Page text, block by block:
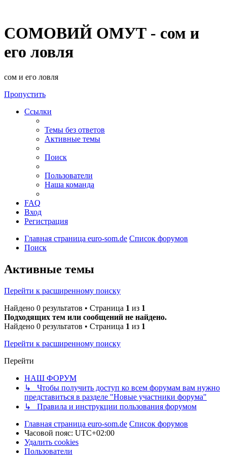
СОМОВИЙ ОМУТ - сом и
его ловля
сом и его ловля
Пропустить
Ссылки
Темы без ответов
Активные темы
Поиск
Пользователи
Наша команда
FAQ
Вход
Регистрация
Главная страница euro-som.de Список форумов
Поиск
Активные темы
Перейти к расширенному поиску
Найдено 0 результатов • Страница 1 из 1
Подходящих тем или сообщений не найдено.
Найдено 0 результатов • Страница 1 из 1
Перейти к расширенному поиску
Перейти
НАШ ФОРУМ
↳ Чтобы получить доступ ко всем форумам вам нужно
представиться в разделе "Новые участники форума"
↳ Правила и инструкции пользования форумом
Главная страница euro-som.de Список форумов
Часовой пояс: UTC+02:00
Удалить cookies
Пользователи